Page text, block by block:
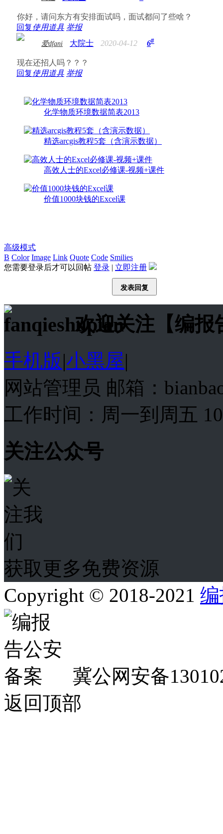
你好，请问东方有安排面试吗，面试都问了些啥？
回复使用道具 举报
爱dfani 大院士 2020-04-12 6#
现在还招人吗？？？
回复使用道具 举报
化学物质环境数据简表2013
精选arcgis教程5套（含演示数据）
高效人士的Excel必修课-视频+课件
价值1000块钱的Excel课
高级模式
B Color Image Link Quote Code Smilies
您需要登录后才可以回帖 登录 | 立即注册
发表回复
欢迎关注【编报
手机版|小黑屋|
网站管理员 邮箱：
工作时间：周一到周五
关注公众号
获取更多免费资源
Copyright © 2018-2021
冀公网安备
返回顶部